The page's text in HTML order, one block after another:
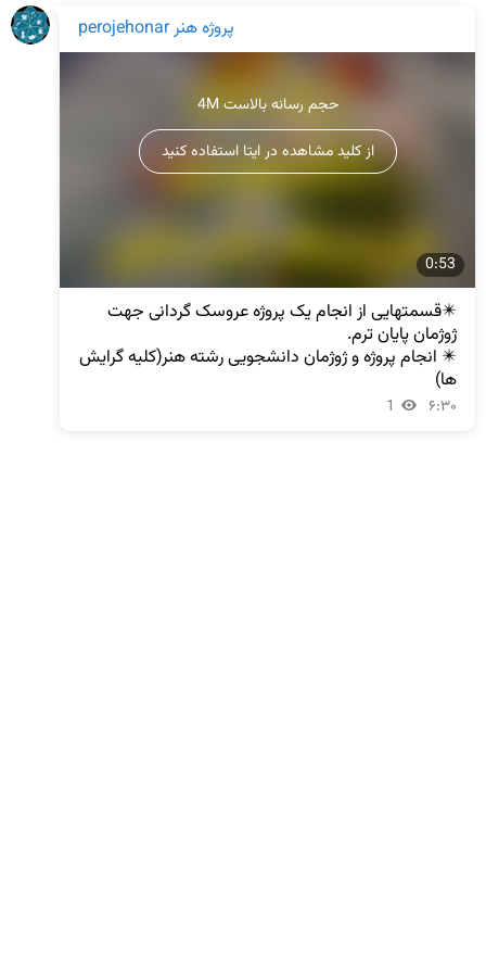
پروژه هنر perojehonar
0:53
4M حجم رسانه بالاست
از کلید مشاهده در ایتا استفاده کنید
ها)
1 ۶:۳۰